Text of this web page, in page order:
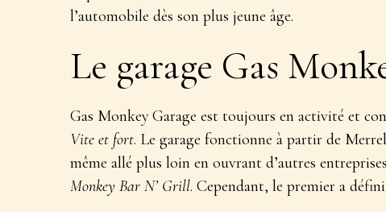
l’automobile dès son plus jeune âge.
Le garage Gas
Gas Monkey Garage est toujours en activité et
Vite et fort. Le garage fonctionne à partir de
même allé plus loin en ouvrant d’autres
Monkey Bar N’ Grill. Cependant, le premier a